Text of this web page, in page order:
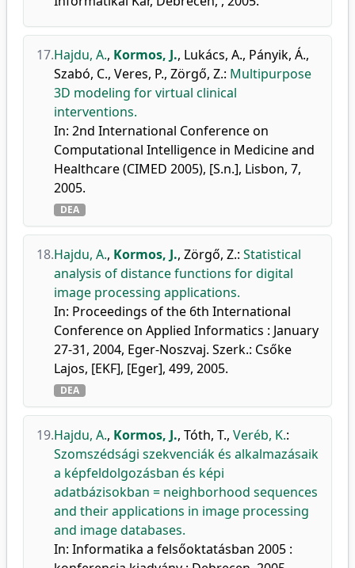
17.Hajdu, A., Kormos, J., Lukács, A., Pányik, Á.,
Szabó, C., Veres, P., Zörgő, Z.: Multipurpose
3D modeling for virtual clinical
interventions.
In: 2nd International Conference on
Computational Intelligence in Medicine and
Healthcare (CIMED 2005), [S.n.], Lisbon, 7,
2005.
DEA
18.Hajdu, A., Kormos, J., Zörgő, Z.: Statistical
analysis of distance functions for digital
image processing applications.
In: Proceedings of the 6th International
Conference on Applied Informatics : January
27-31, 2004, Eger-Noszvaj. Szerk.: Csőke
Lajos, [EKF], [Eger], 499, 2005.
DEA
19.Hajdu, A., Kormos, J., Tóth, T., Veréb, K.:
Szomszédsági szekvenciák és alkalmazásaik
a képfeldolgozásban és képi
adatbázisokban = neighborhood sequences
and their applications in image processing
and image databases.
In: Informatika a felsőoktatásban 2005 :